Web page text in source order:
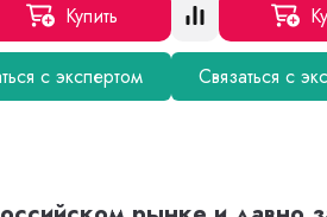
Купить
с экспертом Связаться с